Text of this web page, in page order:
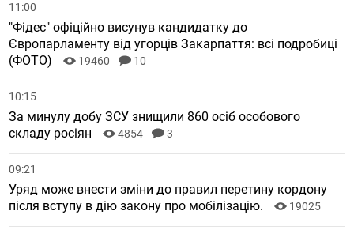
11:00
"Фідес" офіційно висунув кандидатку до
Європарламенту від угорців Закарпаття: всі подробиці
(ФОТО)
19460 10
10:15
За минулу добу ЗСУ знищили 860 осіб особового
складу росіян
4854 3
09:21
Уряд може внести зміни до правил перетину кордону
після вступу в дію закону про мобілізацію.
19025